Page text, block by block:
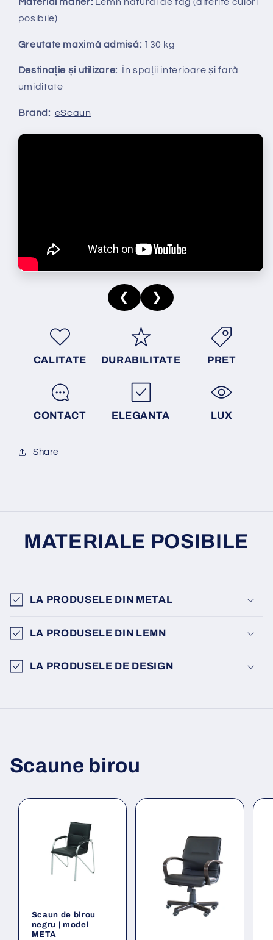
posibile)
Greutate maximă admisă: 130 kg
Destinație și utilizare: În spații interioare și fară
umiditate
Brand: eScaun
❮ ❯
CALITATE DURABILITATE PRET
CONTACT ELEGANTA LUX
Share
MATERIALE POSIBILE
LA PRODUSELE DIN METAL
LA PRODUSELE DIN LEMN
LA PRODUSELE DE DESIGN
Scaune birou
Scaun de birou
negru | model
META